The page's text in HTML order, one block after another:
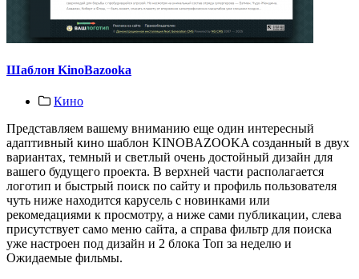
Шаблон KinoBazooka
Кино
Представляем вашему вниманию еще один интересный
адаптивный кино шаблон KINOBAZOOKA созданный в двух
вариантах, темный и светлый очень достойный дизайн для
вашего будущего проекта. В верхней части располагается
логотип и быстрый поиск по сайту и профиль пользователя
чуть ниже находится карусель с новинками или
рекомедациями к просмотру, а ниже сами публикации, слева
присутствует само меню сайта, а справа фильтр для поиска
уже настроен под дизайн и 2 блока Топ за неделю и
Ожидаемые фильмы.